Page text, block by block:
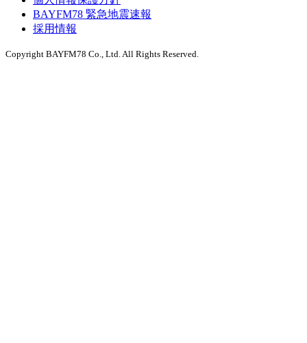
BAYFM78 緊急地震速報
採用情報
Copyright BAYFM78 Co., Ltd. All Rights Reserved.